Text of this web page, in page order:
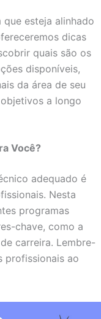
esteja alinhado
dicas
quais são os
disponíveis,
da área de seu
a longo
Você?
adequado é
Nesta
programas
chave, como a
carreira. Lembre-
profissionais ao